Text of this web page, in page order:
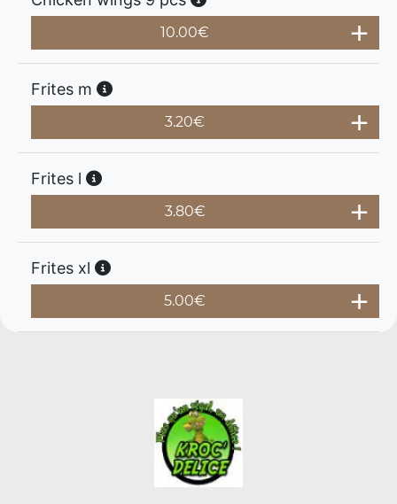
10.00€
Frites m
3.20€
Frites l
3.80€
Frites xl
5.00€